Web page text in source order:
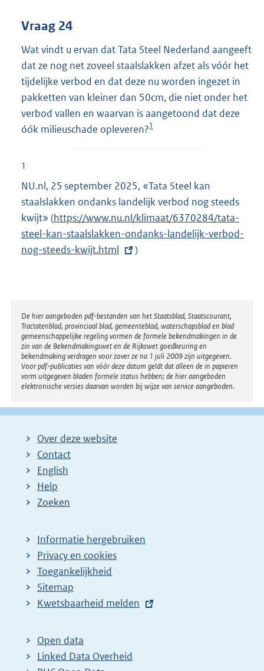
Vraag 24
Wat vindt u ervan dat Tata Steel Nederland aangeeft
dat ze nog net zoveel staalslakken afzet als vóór het
tijdelijke verbod en dat deze nu worden ingezet in
pakketten van kleiner dan 50cm, die niet onder het
verbod vallen en waarvan is aangetoond dat deze
óók milieuschade opleveren?1
1
NU.nl, 25 september 2025, «Tata Steel kan
staalslakken ondanks landelijk verbod nog steeds
kwijt» (E
x
t
e
l
i
n
k
:
https://www.nu.nl/klimaat/6370284/tata-
steel-kan-staalslakken-ondanks-landelijk-verbod-
nog-steeds-kwijt.html
)
Disclaimer
De hier aangeboden pdf-bestanden van het Staatsblad, Staatscourant,
Tractatenblad, provinciaal blad, gemeenteblad, waterschapsblad en blad
gemeenschappelijke regeling vormen de formele bekendmakingen in de
zin van de Bekendmakingswet en de Rijkswet goedkeuring en
bekendmaking verdragen voor zover ze na 1 juli 2009 zijn uitgegeven.
Voor pdf-publicaties van vóór deze datum geldt dat alleen de in papieren
vorm uitgegeven bladen formele status hebben; de hier aangeboden
elektronische versies daarvan worden bij wijze van service aangeboden.
Over deze website
Contact
English
Help
Zoeken
Informatie hergebruiken
Privacy en cookies
Toegankelijkheid
Sitemap
E
t
e
r
Kwetsbaarheid melden
Open data
Linked Data Overheid